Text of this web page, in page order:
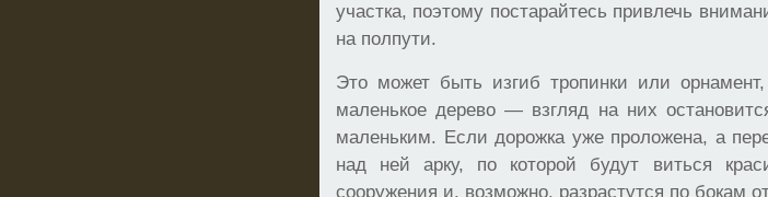
участка, поэтому постарайтесь привлечь
на полпути.
Это может быть изгиб тропинки или
маленькое дерево — взгляд на них
маленьким. Если дорожка уже проложена, а
над ней арку, по которой будут виться
сооружения и, возможно, разрастутся по бокам